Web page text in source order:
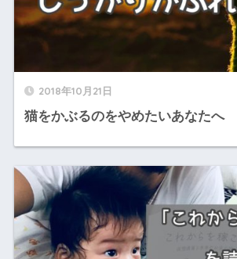
2018年10月21日
猫をかぶるのをやめたいあなたへ